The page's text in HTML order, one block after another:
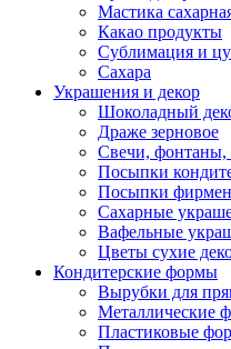
Мастика
Какао продукты
Сублимация и
Сахара
Украшения и декор
Шоколадный
Драже зерновое
Свечи, фонтаны,
Посыпки
Посыпки
Сахарные
Вафельные
Цветы сухие
Кондитерские формы
Вырубки для
Металлические
Пластиковые